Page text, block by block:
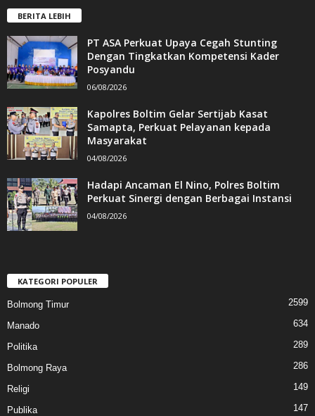
BERITA LEBIH
PT ASA Perkuat Upaya Cegah Stunting
Dengan Tingkatkan Kompetensi Kader
Posyandu
06/08/2026
Kapolres Boltim Gelar Sertijab Kasat
Samapta, Perkuat Pelayanan kepada
Masyarakat
04/08/2026
Hadapi Ancaman El Nino, Polres Boltim
Perkuat Sinergi dengan Berbagai Instansi
04/08/2026
KATEGORI POPULER
Bolmong Timur 2599
Manado 634
Politika 289
Bolmong Raya 286
Religi 149
Publika 147